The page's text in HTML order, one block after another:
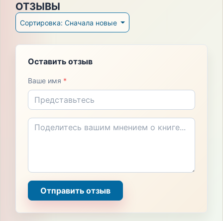
ОТЗЫВЫ
Сортировка: Сначала новые
Оставить отзыв
Ваше имя *
Отправить отзыв